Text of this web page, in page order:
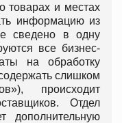
товарах и местах
информацию из
сведено в одну
все бизнес-
на обработку
слишком
происходит
Отдел
дополнительную